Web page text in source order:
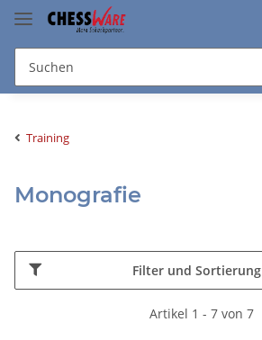
Training
Monografie
Filter und Sortierung
Artikel 1 - 7 von 7